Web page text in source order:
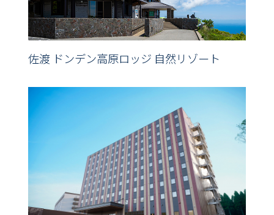
佐渡 ドンデン高原ロッジ 自然リゾート